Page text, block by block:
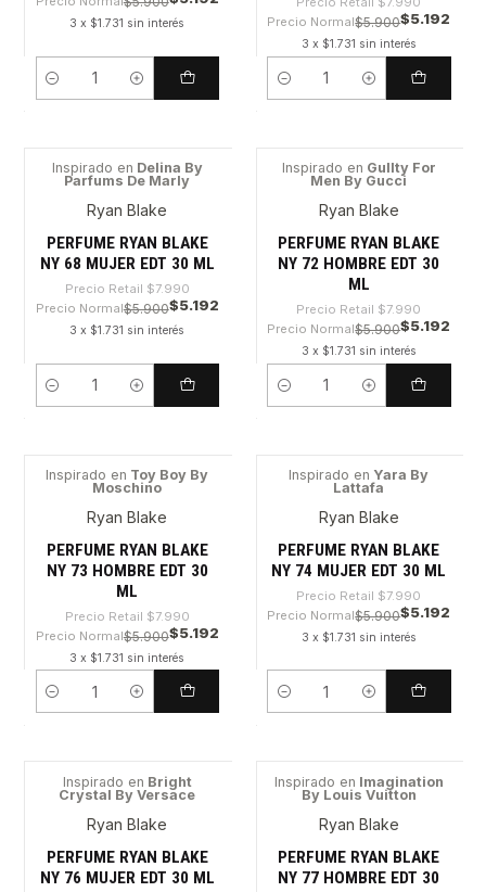
3 x $1.731 sin interés
Cantidad
Precio Normal$5.900$5.192
3 x $1.731 sin interés
Cantidad
-35%
Inspirado en Delina By
Parfums De Marly
Ryan Blake
PERFUME RYAN BLAKE
NY 68 MUJER EDT 30 ML
Precio Retail $7.990
Precio Normal$5.900$5.192
3 x $1.731 sin interés
Cantidad
-35%
Inspirado en GuIlty For
Men By Gucci
Ryan Blake
PERFUME RYAN BLAKE
NY 72 HOMBRE EDT 30
ML
Precio Retail $7.990
Precio Normal$5.900$5.192
3 x $1.731 sin interés
Cantidad
Inspirado en Toy Boy By
Moschino
Ryan Blake
PERFUME RYAN BLAKE
NY 73 HOMBRE EDT 30
ML
Precio Retail $7.990
Precio Normal$5.900$5.192
3 x $1.731 sin interés
Cantidad
Inspirado en Yara By
Lattafa
Ryan Blake
PERFUME RYAN BLAKE
NY 74 MUJER EDT 30 ML
Precio Retail $7.990
Precio Normal$5.900$5.192
3 x $1.731 sin interés
Cantidad
-35%
Inspirado en Bright
Crystal By Versace
Ryan Blake
PERFUME RYAN BLAKE
NY 76 MUJER EDT 30 ML
-35%
Inspirado en Imagination
By Louis Vuitton
Ryan Blake
PERFUME RYAN BLAKE
NY 77 HOMBRE EDT 30